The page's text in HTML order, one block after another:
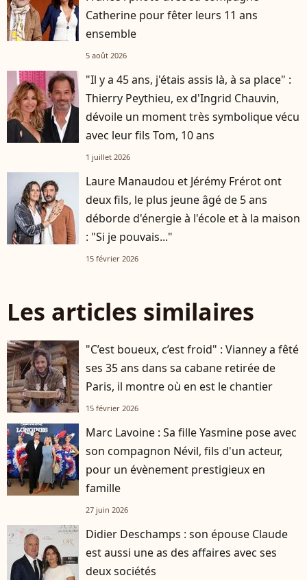
Catherine pour fêter leurs 11 ans
ensemble
5 août 2026
"Il y a 45 ans, j'étais assis là, à sa place" :
Thierry Peythieu, ex d'Ingrid Chauvin,
dévoile un moment très symbolique vécu
avec leur fils Tom, 10 ans
1 juillet 2026
Laure Manaudou et Jérémy Frérot ont
deux fils, le plus jeune âgé de 5 ans
déborde d'énergie à l'école et à la maison
: "Si je pouvais..."
15 février 2026
Les articles similaires
"C’est boueux, c’est froid" : Vianney a fêté
ses 35 ans dans sa cabane retirée de
Paris, il montre où en est le chantier
15 février 2026
Marc Lavoine : Sa fille Yasmine pose avec
son compagnon Névil, fils d'un acteur,
pour un évènement prestigieux en
famille
27 juin 2026
Didier Deschamps : son épouse Claude
est aussi une as des affaires avec ses
deux sociétés